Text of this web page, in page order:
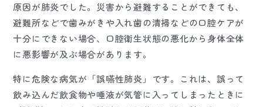
原因が肺炎でした。災害から避難することができても、
避難所などで歯みがきや入れ歯の清掃などの口腔ケアが
十分にできない場合、口腔衛生状態の悪化から身体全体
に悪影響が及ぶ場合があります。
特に危険な病気が「誤嚥性肺炎」です。これは、誤って
飲み込んだ飲食物や唾液が気管に入ってしまったときに